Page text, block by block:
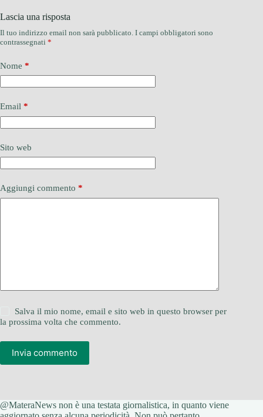
Lascia una risposta
Il tuo indirizzo email non sarà pubblicato. I campi obbligatori sono
contrassegnati *
Nome *
Email *
Sito web
Aggiungi commento *
Salva il mio nome, email e sito web in questo browser per
la prossima volta che commento.
Invia commento
@MateraNews non è una testata giornalistica, in quanto viene